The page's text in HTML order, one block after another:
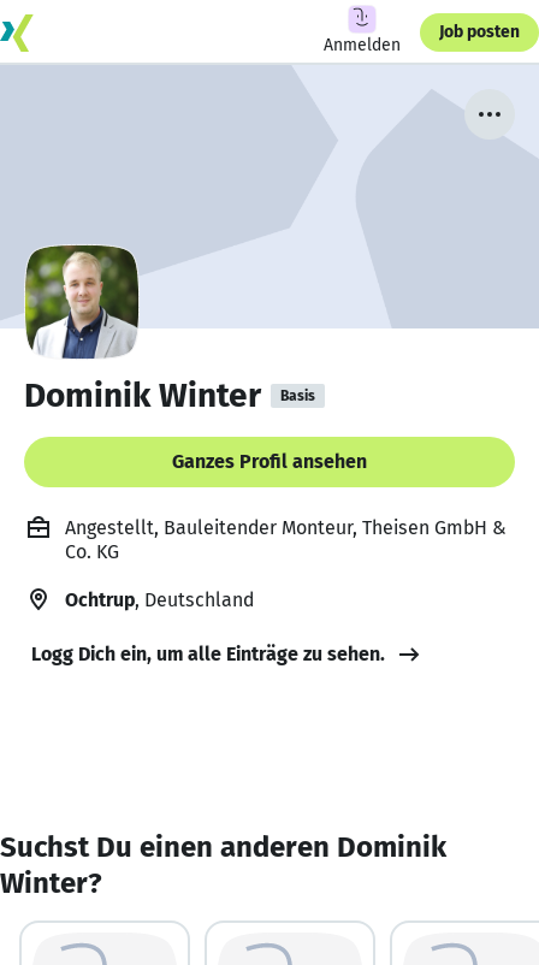
Anmelden
Job posten
Dominik Winter Basis
Ganzes Profil ansehen
Angestellt, Bauleitender Monteur, Theisen GmbH &
Co. KG
Ochtrup, Deutschland
Logg Dich ein, um alle Einträge zu sehen.
Suchst Du einen anderen Dominik
Winter?